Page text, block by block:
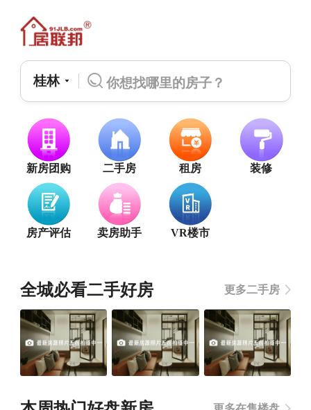
桂林
新房团购 二手房 租房 装修
房产评估 卖房助手 VR楼市
全城必看二手好房 更多二手房